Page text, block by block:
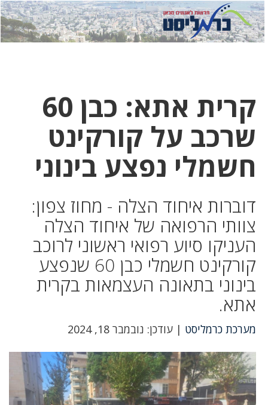
לחץ
כאן
לחץ
כדי
קרית אתא: כבן 60
שרכב על קורקינט
חשמלי נפצע בינוני
דוברות איחוד הצלה - מחוז צפון:
צוותי הרפואה של איחוד הצלה
העניקו סיוע רפואי ראשוני לרוכב
קורקינט חשמלי כבן 60 שנפצע
בינוני בתאונה העצמאות בקרית
אתא.
מערכת כרמליסט | עודכן: נובמבר 18, 2024